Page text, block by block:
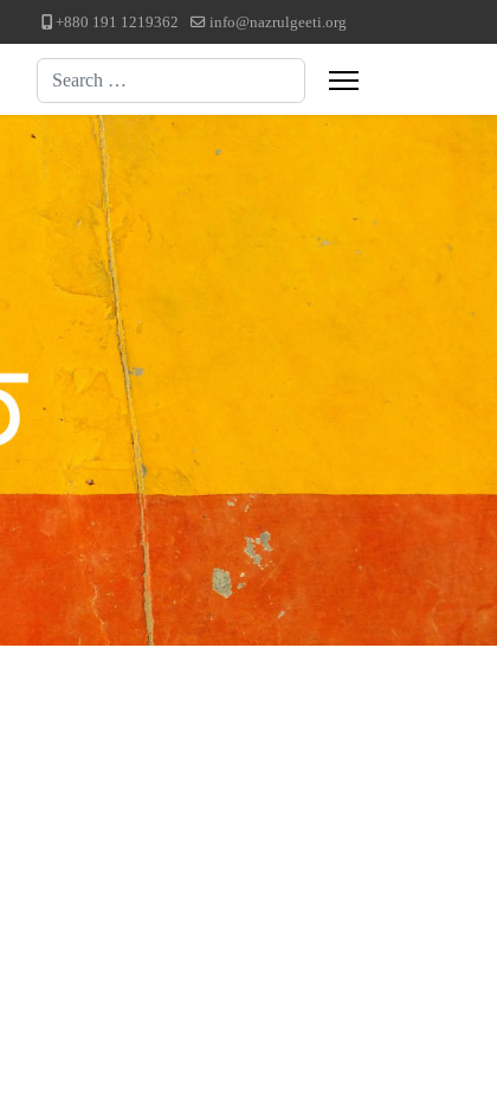
+880 191 1219362 info@nazrulgeeti.org
Search